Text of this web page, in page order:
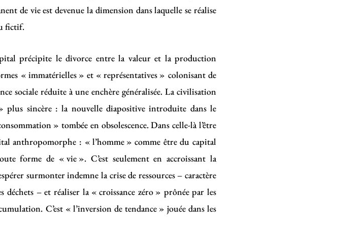
de vie est devenue la dimension dans laquelle se réalise
fictif.
précipite le divorce entre la valeur et la production
« immatérielles » et « représentatives » colonisant de
sociale réduite à une enchère généralisée. La civilisation
plus sincère : la nouvelle diapositive introduite dans le
» tombée en obsolescence. Dans celle-là l’être
anthropomorphe : « l’homme » comme être du capital
forme de « vie ». C’est seulement en accroissant la
surmonter indemne la crise de ressources – caractère
déchets – et réaliser la « croissance zéro » prônée par les
C’est « l’inversion de tendance » jouée dans les